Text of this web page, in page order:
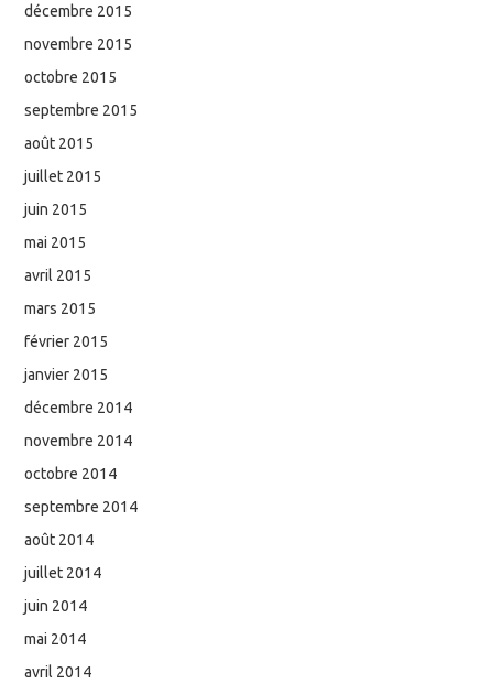
décembre 2015
novembre 2015
octobre 2015
septembre 2015
août 2015
juillet 2015
juin 2015
mai 2015
avril 2015
mars 2015
février 2015
janvier 2015
décembre 2014
novembre 2014
octobre 2014
septembre 2014
août 2014
juillet 2014
juin 2014
mai 2014
avril 2014